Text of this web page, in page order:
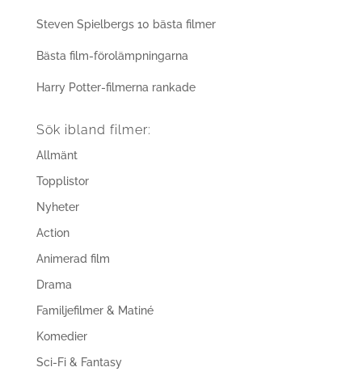
Steven Spielbergs 10 bästa filmer
Bästa film-förolämpningarna
Harry Potter-filmerna rankade
Sök ibland filmer:
Allmänt
Topplistor
Nyheter
Action
Animerad film
Drama
Familjefilmer & Matiné
Komedier
Sci-Fi & Fantasy